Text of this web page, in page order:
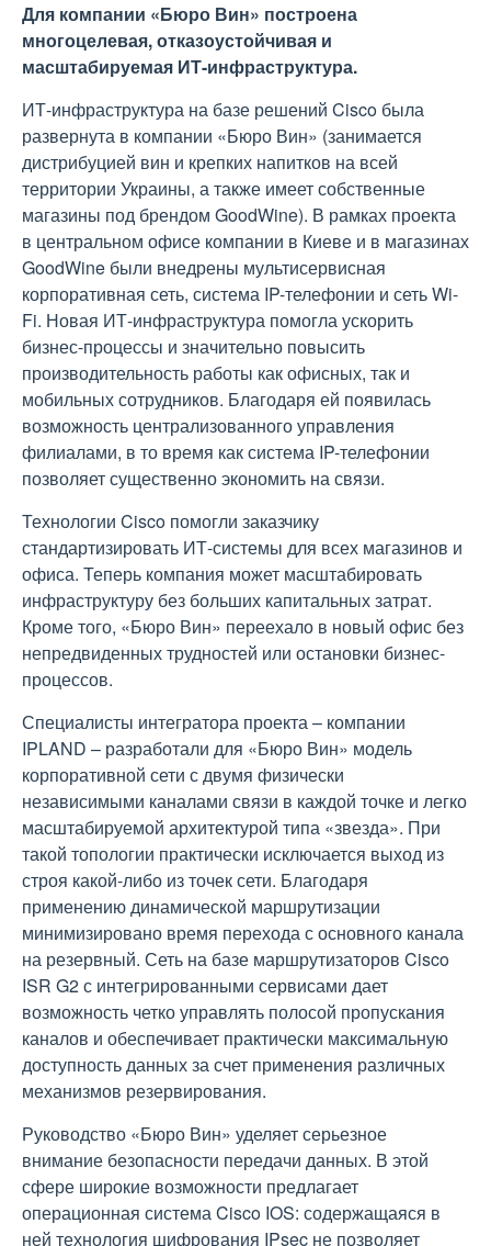
Для компании «Бюро Вин» построена
многоцелевая, отказоустойчивая и
масштабируемая ИТ-инфраструктура.
ИТ-инфраструктура на базе решений Cisco была
развернута в компании «Бюро Вин» (занимается
дистрибуцией вин и крепких напитков на всей
территории Украины, а также имеет собственные
магазины под брендом GoodWine). В рамках проекта
в центральном офисе компании в Киеве и в магазинах
GoodWine были внедрены мультисервисная
корпоративная сеть, система IP-телефонии и сеть Wi-
Fi. Новая ИТ-инфраструктура помогла ускорить
бизнес-процессы и значительно повысить
производительность работы как офисных, так и
мобильных сотрудников. Благодаря ей появилась
возможность централизованного управления
филиалами, в то время как система IP-телефонии
позволяет существенно экономить на связи.
Технологии Cisco помогли заказчику
стандартизировать ИТ-системы для всех магазинов и
офиса. Теперь компания может масштабировать
инфраструктуру без больших капитальных затрат.
Кроме того, «Бюро Вин» переехало в новый офис без
непредвиденных трудностей или остановки бизнес-
процессов.
Специалисты интегратора проекта – компании
IPLAND – разработали для «Бюро Вин» модель
корпоративной сети с двумя физически
независимыми каналами связи в каждой точке и легко
масштабируемой архитектурой типа «звезда». При
такой топологии практически исключается выход из
строя какой-либо из точек сети. Благодаря
применению динамической маршрутизации
минимизировано время перехода с основного канала
на резервный. Сеть на базе маршрутизаторов Cisco
ISR G2 с интегрированными сервисами дает
возможность четко управлять полосой пропускания
каналов и обеспечивает практически максимальную
доступность данных за счет применения различных
механизмов резервирования.
Руководство «Бюро Вин» уделяет серьезное
внимание безопасности передачи данных. В этой
сфере широкие возможности предлагает
операционная система Cisco IOS: содержащаяся в
ней технология шифрования IPsec не позволяет